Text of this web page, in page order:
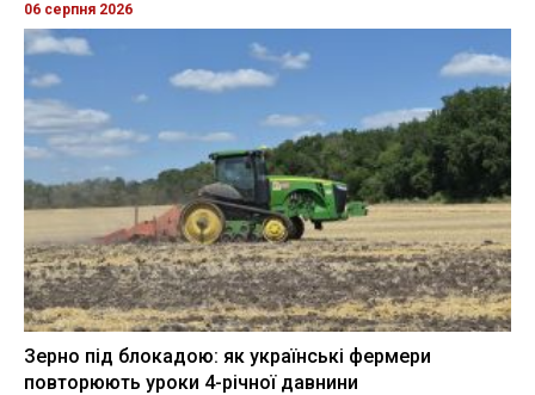
06 серпня 2026
Зерно під блокадою: як українські фермери
повторюють уроки 4-річної давнини